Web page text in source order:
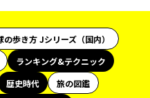
の歩き方 Jシリーズ（国内）
ランキング&テクニック
歴史時代
旅の図鑑